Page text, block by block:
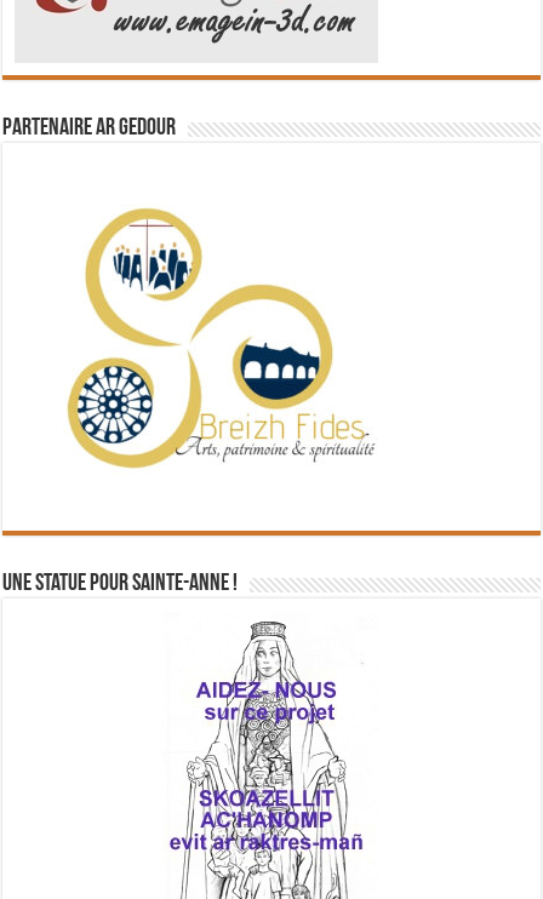
Partenaire Ar Gedour
Une statue pour Sainte-Anne !